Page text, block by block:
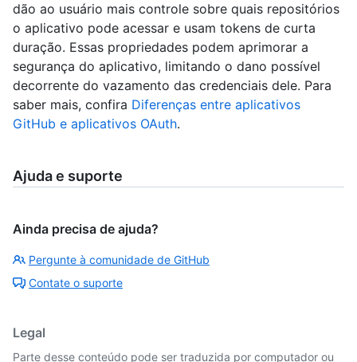
dão ao usuário mais controle sobre quais repositórios
o aplicativo pode acessar e usam tokens de curta
duração. Essas propriedades podem aprimorar a
segurança do aplicativo, limitando o dano possível
decorrente do vazamento das credenciais dele. Para
saber mais, confira Diferenças entre aplicativos
GitHub e aplicativos OAuth.
Ajuda e suporte
Ainda precisa de ajuda?
Pergunte à comunidade de GitHub
Contate o suporte
Legal
Parte desse conteúdo pode ser traduzida por computador ou